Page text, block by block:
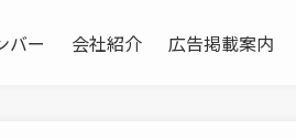
バー 会社紹介 広告掲載案内